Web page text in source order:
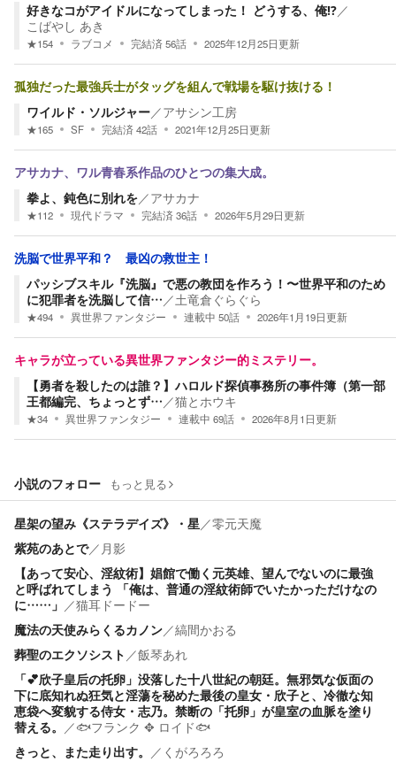
好きなコがアイドルになってしまった！ どうする、俺⁉／
こばやし あき
★154 ラブコメ 完結済56話 2025年12月25日更新
孤独だった最強兵士がタッグを組んで戦場を駆け抜ける！
ワイルド・ソルジャー／アサシン工房
★165 SF 完結済42話 2021年12月25日更新
アサカナ、ワル青春系作品のひとつの集大成。
拳よ、鈍色に別れを／アサカナ
★112 現代ドラマ 完結済36話 2026年5月29日更新
洗脳で世界平和？ 最凶の救世主！
パッシブスキル『洗脳』で悪の教団を作ろう！〜世界平和のため
に犯罪者を洗脳して信…／土竜倉ぐらぐら
★494 異世界ファンタジー 連載中 50話 2026年1月19日更新
キャラが立っている異世界ファンタジー的ミステリー。
【勇者を殺したのは誰？】ハロルド探偵事務所の事件簿（第一部
王都編完、ちょっとず…／猫とホウキ
★34 異世界ファンタジー 連載中 69話 2026年8月1日更新
小説のフォロー もっと見る
星架の望み《ステラデイズ》・星／零元天魔
紫苑のあとで／ 月影
【あって安心、淫紋術】娼館で働く元英雄、望んでないのに最強
と呼ばれてしまう 「俺は、普通の淫紋術師でいたかっただけなの
に……」 ／猫耳ドードー
魔法の天使みらくるカノン／縞間かおる
葬聖のエクソシスト ／飯琴あれ
「💕欣子皇后の托卵」没落した十八世紀の朝廷。無邪気な仮面の
下に底知れぬ狂気と淫蕩を秘めた最後の皇女・欣子と、冷徹な知
恵袋へ変貌する侍女・志乃。禁断の「托卵」が皇室の血脈を塗り
替える。 ／🐟フランク ✥ ロイド🐟
きっと、また走り出す。 ／ くがろろろ